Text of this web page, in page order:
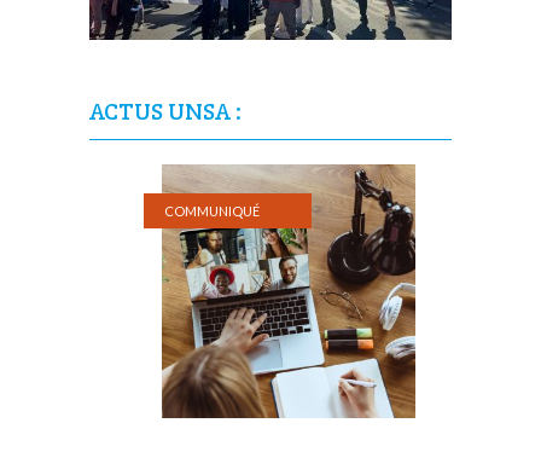
ACTUS UNSA :
COMMUNIQUÉ